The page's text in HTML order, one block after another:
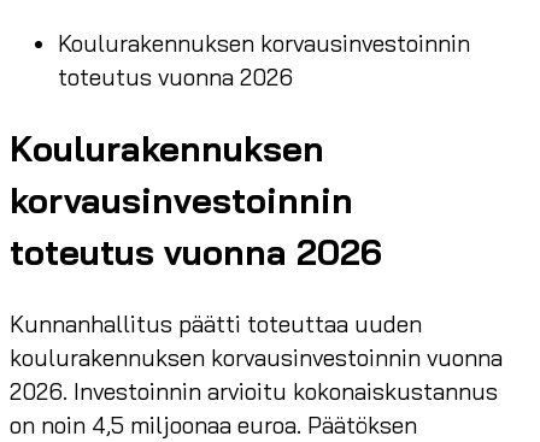
Koulurakennuksen korvausinvestoinnin
toteutus vuonna 2026
Koulurakennuksen
korvausinvestoinnin
toteutus vuonna 2026
Kunnanhallitus päätti toteuttaa uuden
koulurakennuksen korvausinvestoinnin vuonna
2026. Investoinnin arvioitu kokonaiskustannus
on noin 4,5 miljoonaa euroa. Päätöksen